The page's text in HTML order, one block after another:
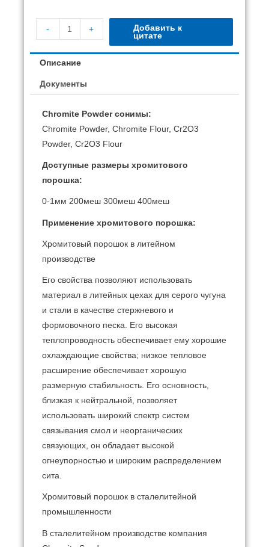
- +
Добавить к
цитате
Описание
Документы
Chromite Powder сонимы:
Chromite Powder, Chromite Flour, Cr2O3
Powder, Cr2O3 Flour
Доступные размеры хромитового
порошка:
0-1мм 200меш 300меш 400меш
Применение хромитового порошка:
Хромитовый порошок в литейном
производстве
Его свойства позволяют использовать
материал в литейных цехах для серого чугуна
и стали в качестве стержневого и
формовочного песка. Его высокая
теплопроводность обеспечивает ему хорошие
охлаждающие свойства; низкое тепловое
расширение обеспечивает хорошую
размерную стабильность. Его основность,
близкая к нейтральной, позволяет
использовать широкий спектр систем
связывания смол и неорганических
связующих, он обладает высокой
огнеупорностью и широким распределением
сита.
Хромитовый порошок в сталелитейной
промышленности
В сталелитейном производстве компания